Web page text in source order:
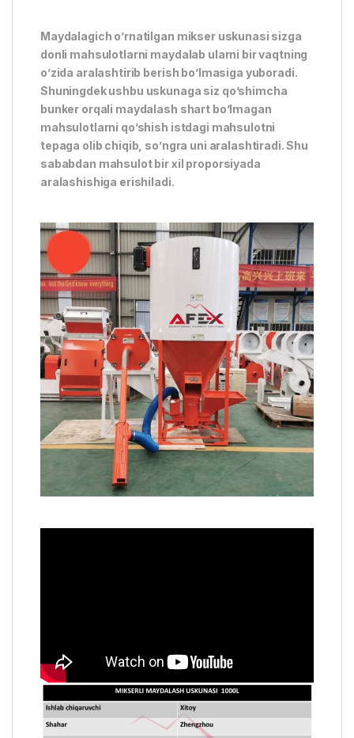
Maydalagich o’rnatilgan mikser uskunasi sizga
donli mahsulotlarni maydalab ularni bir vaqtning
o’zida aralashtirib berish bo’lmasiga yuboradi.
Shuningdek ushbu uskunaga siz qo’shimcha
bunker orqali maydalash shart bo’lmagan
mahsulotlarni qo’shish istdagi mahsulotni
tepaga olib chiqib, so’ngra uni aralashtiradi. Shu
sababdan mahsulot bir xil proporsiyada
aralashishiga erishiladi.